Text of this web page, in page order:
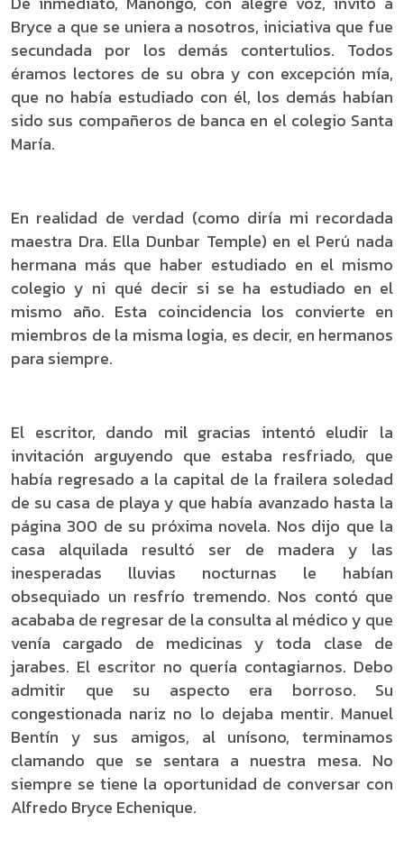
Bryce a que se uniera a nosotros, iniciativa que fue
secundada por los demás contertulios. Todos
éramos lectores de su obra y con excepción mía,
que no había estudiado con él, los demás habían
sido sus compañeros de banca en el colegio Santa
María.
En realidad de verdad (como diría mi recordada
maestra Dra. Ella Dunbar Temple) en el Perú nada
hermana más que haber estudiado en el mismo
colegio y ni qué decir si se ha estudiado en el
mismo año. Esta coincidencia los convierte en
miembros de la misma logia, es decir, en hermanos
para siempre.
El escritor, dando mil gracias intentó eludir la
invitación arguyendo que estaba resfriado, que
había regresado a la capital de la frailera soledad
de su casa de playa y que había avanzado hasta la
página 300 de su próxima novela. Nos dijo que la
casa alquilada resultó ser de madera y las
inesperadas lluvias nocturnas le habían
obsequiado un resfrío tremendo. Nos contó que
acababa de regresar de la consulta al médico y que
venía cargado de medicinas y toda clase de
jarabes. El escritor no quería contagiarnos. Debo
admitir que su aspecto era borroso. Su
congestionada nariz no lo dejaba mentir. Manuel
Bentín y sus amigos, al unísono, terminamos
clamando que se sentara a nuestra mesa. No
siempre se tiene la oportunidad de conversar con
Alfredo Bryce Echenique.